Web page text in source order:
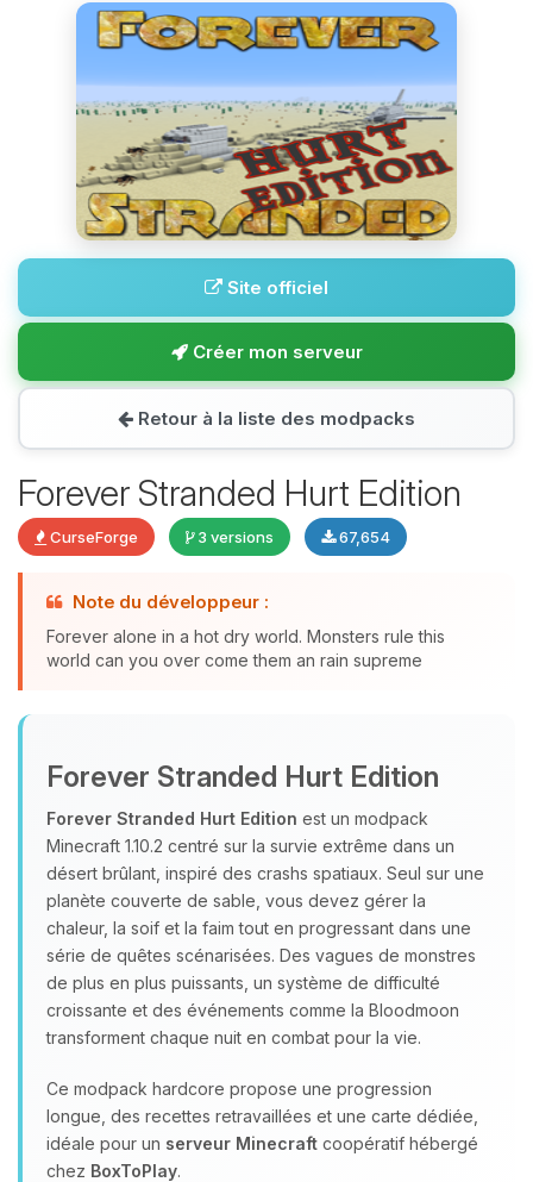
Site officiel
Créer mon serveur
Retour à la liste des modpacks
Forever Stranded Hurt Edition
CurseForge 3 versions 67,654
Note du développeur :
Forever alone in a hot dry world. Monsters rule this
world can you over come them an rain supreme
Forever Stranded Hurt Edition
Forever Stranded Hurt Edition est un modpack
Minecraft 1.10.2 centré sur la survie extrême dans un
désert brûlant, inspiré des crashs spatiaux. Seul sur une
planète couverte de sable, vous devez gérer la
chaleur, la soif et la faim tout en progressant dans une
série de quêtes scénarisées. Des vagues de monstres
de plus en plus puissants, un système de difficulté
croissante et des événements comme la Bloodmoon
transforment chaque nuit en combat pour la vie.
Ce modpack hardcore propose une progression
longue, des recettes retravaillées et une carte dédiée,
idéale pour un serveur Minecraft coopératif hébergé
chez BoxToPlay.
parler ! Moi c’est Choupy, ton petit
assistant BoxToPlay. Dis-moi ce dont